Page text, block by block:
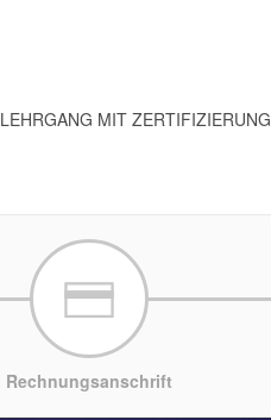
LEHRGANG MIT ZERTIFIZIERUNG
Rechnungsanschrift